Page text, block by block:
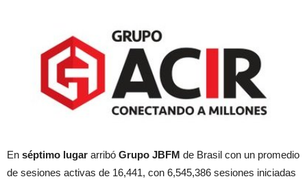
En séptimo lugar arribó Grupo JBFM de Brasil con un promedio
de sesiones activas de 16,441, con 6,545,386 sesiones iniciadas